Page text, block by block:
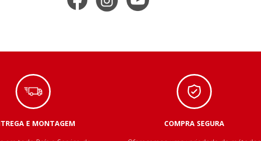
E MONTAGEM COMPRA SEGURA